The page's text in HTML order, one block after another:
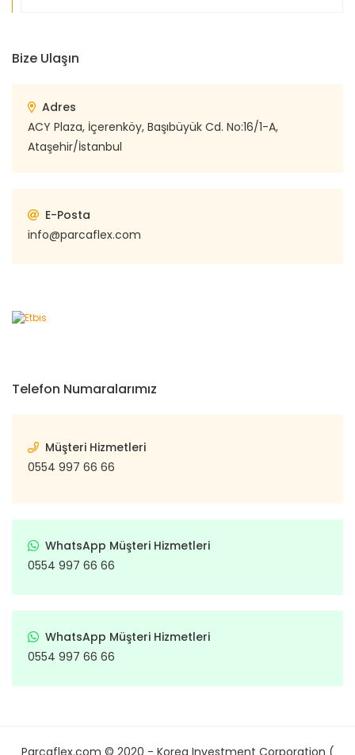
Bize Ulaşın
Adres
ACY Plaza, İçerenköy, Başıbüyük Cd. No:16/1-A,
Ataşehir/İstanbul
E-Posta
info@parcaflex.com
Telefon Numaralarımız
Müşteri Hizmetleri
0554 997 66 66
WhatsApp Müşteri Hizmetleri
0554 997 66 66
WhatsApp Müşteri Hizmetleri
0554 997 66 66
Parcaflex.com © 2020 - Korea Investment Corporation (